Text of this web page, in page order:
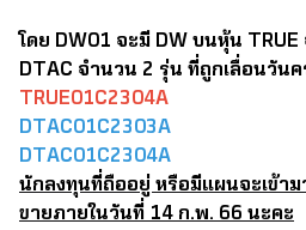
โดย DW01 จะมี DW บนหุ้น
DTAC จำนวน 2 รุ่น ที่ถูกเลื่อนวัน
TRUE01C2304A
DTAC01C2303A
DTAC01C2304A
นักลงทุนที่ถืออยู่ หรือมีแผนจะเข้าม
ขายภายในวันที่ 14 ก.พ. 66 นะคะ